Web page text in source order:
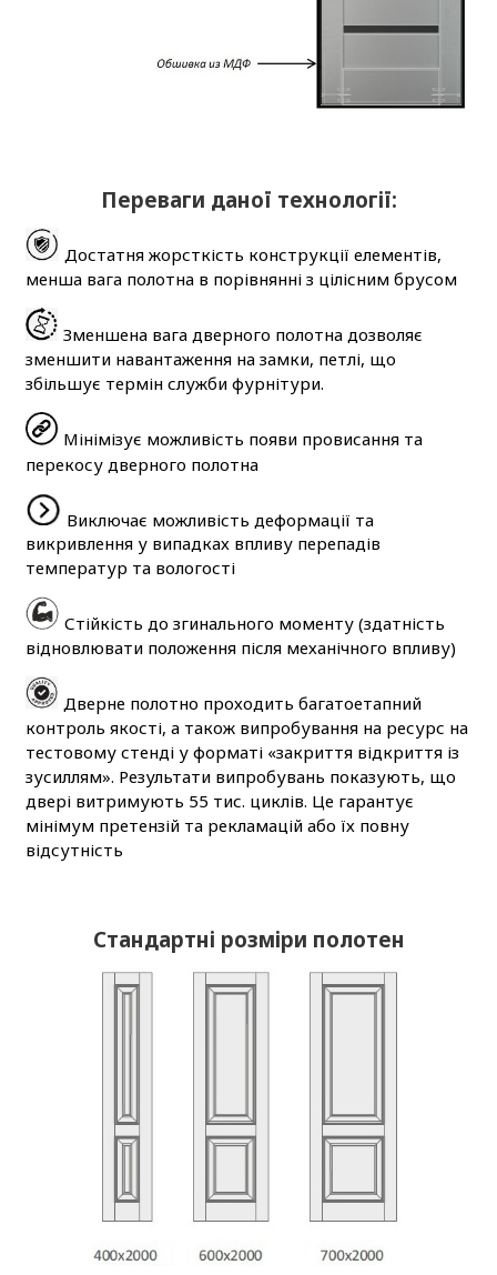
Переваги даної технології:
Достатня жорсткість конструкції елементів,
менша вага полотна в порівнянні з цілісним брусом
Зменшена вага дверного полотна дозволяє
зменшити навантаження на замки, петлі, що
збільшує термін служби фурнітури.
Мінімізує можливість появи провисання та
перекосу дверного полотна
Виключає можливість деформації та
викривлення у випадках впливу перепадів
температур та вологості
Стійкість до згинального моменту (здатність
відновлювати положення після механічного впливу)
Дверне полотно проходить багатоетапний
контроль якості, а також випробування на ресурс на
тестовому стенді у форматі «закриття відкриття із
зусиллям». Результати випробувань показують, що
двері витримують 55 тис. циклів. Це гарантує
мінімум претензій та рекламацій або їх повну
відсутність
Стандартні розміри полотен